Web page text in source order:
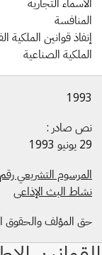
قوانين الملكية
الصناعية
صادر :
البث الإذاعي
المؤلف والحقوق